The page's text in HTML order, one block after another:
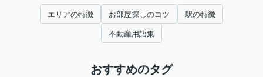
エリアの特徴 お部屋探しのコツ 駅の特徴
不動産用語集
おすすめのタグ